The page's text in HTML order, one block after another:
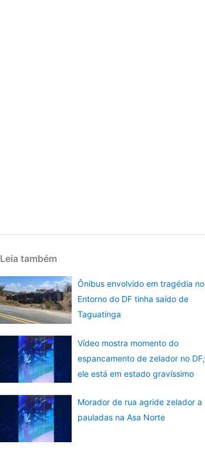
Leia também
Ônibus envolvido em tragédia no
Entorno do DF tinha saído de
Taguatinga
Vídeo mostra momento do
espancamento de zelador no DF;
ele está em estado gravíssimo
Morador de rua agride zelador a
pauladas na Asa Norte